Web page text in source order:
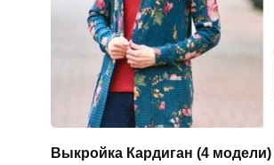
Выкройка Кардиган (4